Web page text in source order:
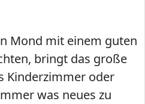
Mond mit einem guten
bringt das große
Kinderzimmer oder
was neues zu